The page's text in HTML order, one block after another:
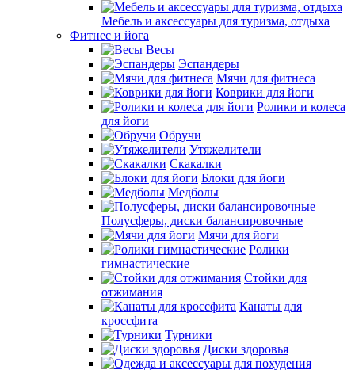
Мебель и аксессуары для туризма, отдыха
Фитнес и йога
Весы
Эспандеры
Мячи для фитнеса
Коврики для йоги
Ролики и колеса
для йоги
Обручи
Утяжелители
Скакалки
Блоки для йоги
Медболы
Полусферы, диски балансировочные
Мячи для йоги
Ролики
гимнастические
Стойки для
отжимания
Канаты для
кроссфита
Турники
Диски здоровья